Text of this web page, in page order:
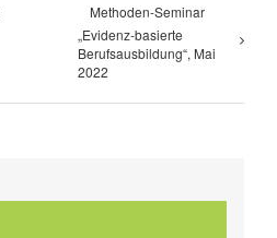
Methoden-Seminar
„Evidenz-basierte
Berufsausbildung“, Mai
2022